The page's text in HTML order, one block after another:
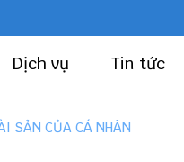
Dịch vụ Tin tức
SẢN CỦA CÁ NHÂN